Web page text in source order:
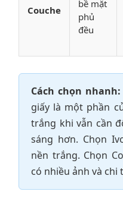
Couche
bề mặt
phủ
đều
Cách chọn nhanh:
giấy là một phần
trắng khi vẫn cần
sáng hơn. Chọn
nền trắng. Chọn
có nhiều ảnh và chi